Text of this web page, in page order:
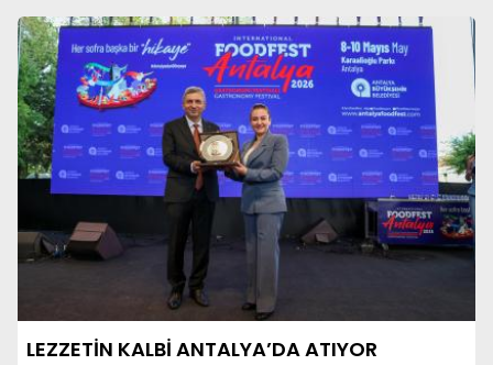
LEZZETİN KALBİ ANTALYA’DA ATIYOR